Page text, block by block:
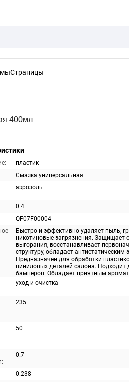
Страницы
400мл
пластик
Смазка универсальная
аэрозоль
0.4
QF07F00004
Быстро и эффективно удаляет пыль,
никотиновые загрязнения. Защищает
выгорания, восстанавливает
структуру, обладает антистатическим
Предназначен для обработки
виниловых деталей салона. Подходит
бамперов. Обладает приятным
уход и очистка
235
50
0.7
0.238